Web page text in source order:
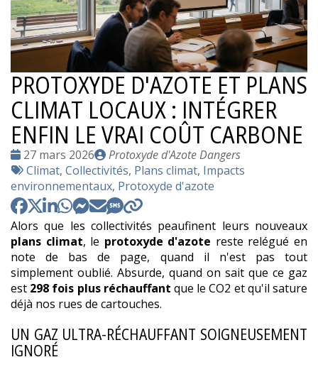
PROTOXYDE D'AZOTE ET PLANS
CLIMAT LOCAUX : INTÉGRER
ENFIN LE VRAI COÛT CARBONE
Date
:
27 mars 2026
Publié
par
Protoxyde d'Azote Dangers
Tags
:
Climat, Collectivités, Plans climat, Impacts
environnementaux, Protoxyde d'azote
Alors que les collectivités peaufinent leurs nouveaux
plans climat, le protoxyde d'azote reste relégué en
note de bas de page, quand il n'est pas tout
simplement oublié. Absurde, quand on sait que ce gaz
est 298 fois plus réchauffant que le CO2 et qu'il sature
déjà nos rues de cartouches.
UN GAZ ULTRA-RÉCHAUFFANT SOIGNEUSEMENT
IGNORÉ